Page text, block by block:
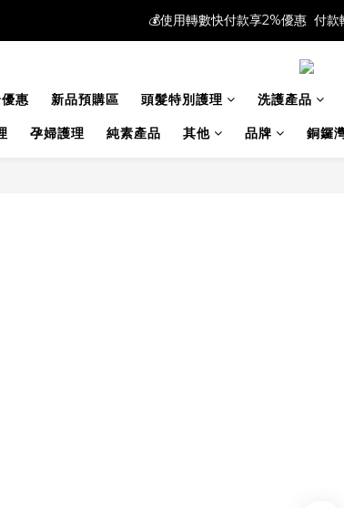
💰使用轉數快付款享2%優惠  付
💰使用轉數快付款享2%優惠  付
新註冊會員即享$20購物金｜全
💰使用轉數快付款享2%優惠  付
惠 新品預購區 頭髮特別護理 洗護產品
孕婦護理 純素產品 其他 品牌 銅鑼